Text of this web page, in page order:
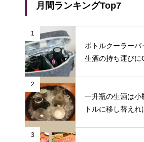
月間ランキングTop7
1
ボトルクーラー
生酒の持ち運びに
2
一升瓶の生酒は小
トルに移し替えれ
3